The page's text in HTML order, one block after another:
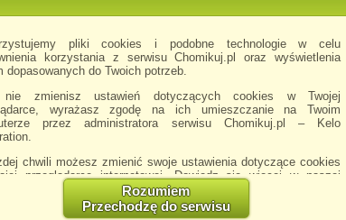
pliki cookies i podobne technologie w celu
korzystania z serwisu Chomikuj.pl oraz wyświetlenia
dopasowanych do Twoich potrzeb.
zmienisz ustawień dotyczących cookies w Twojej
wyrażasz zgodę na ich umieszczanie na Twoim
przez administratora serwisu Chomikuj.pl – Kelo
chwili możesz zmienić swoje ustawienia dotyczące cookies
przeglądarce internetowej. Dowiedz się więcej w naszej
http://chomikuj.pl/PolitykaPrywatnosci.aspx
informujemy że zmiana ustawień przeglądarki może
Rozumiem
Przechodzę do serwisu